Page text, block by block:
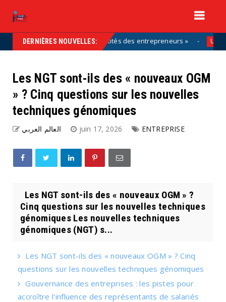
DERNIÈRES NOUVELLES:
de la solution, aux côtés des entrepreneurs »
Les NGT sont-ils des « nouveaux OGM
» ? Cinq questions sur les nouvelles
techniques génomiques
العالم العربي juin 17, 2026 ENTREPRISE
Les NGT sont-ils des « nouveaux OGM » ?
Cinq questions sur les nouvelles techniques
génomiques Les nouvelles techniques
génomiques (NGT) s...
Les NGT sont-ils des « nouveaux OGM » ? Cinq
questions sur les nouvelles techniques génomiques
Gouvernance des entreprises : les pistes pour
accroître l'influence des représentants de salariés